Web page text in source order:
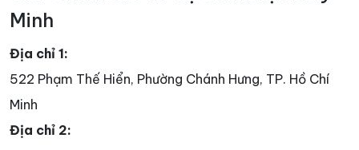
Minh
Địa chỉ 1:
522 Phạm Thế Hiển, Phường Chánh Hưng, TP. Hồ Chí
Minh
Địa chỉ 2: